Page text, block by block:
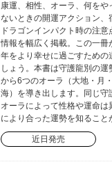
康運、相性、オーラ、何をや
ないときの開運アクション、
ドラゴンインパクト時の注
情報を幅広く掲載。この一冊
年をより幸せに過ごすための
しょう。本書は守護龍別の運
から6つのオーラ（大地・月
海）を導き出します。同じ守
オーラによって性格や運命は
により合った運勢を知ること
近日発売